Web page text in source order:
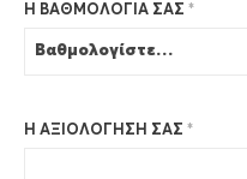
Η ΒΑΘΜΟΛΟΓΊΑ ΣΑΣ *
Η ΑΞΙΟΛΌΓΗΣΉ ΣΑΣ *